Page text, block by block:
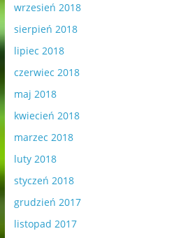
wrzesień 2018
sierpień 2018
lipiec 2018
czerwiec 2018
maj 2018
kwiecień 2018
marzec 2018
luty 2018
styczeń 2018
grudzień 2017
listopad 2017